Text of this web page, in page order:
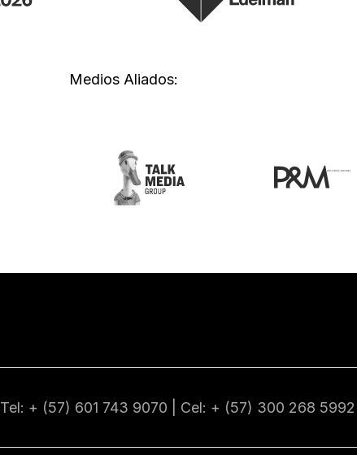
Medios Aliados:
Tel: + (57) 601 743 9070 | Cel: + (57) 300 268 5992